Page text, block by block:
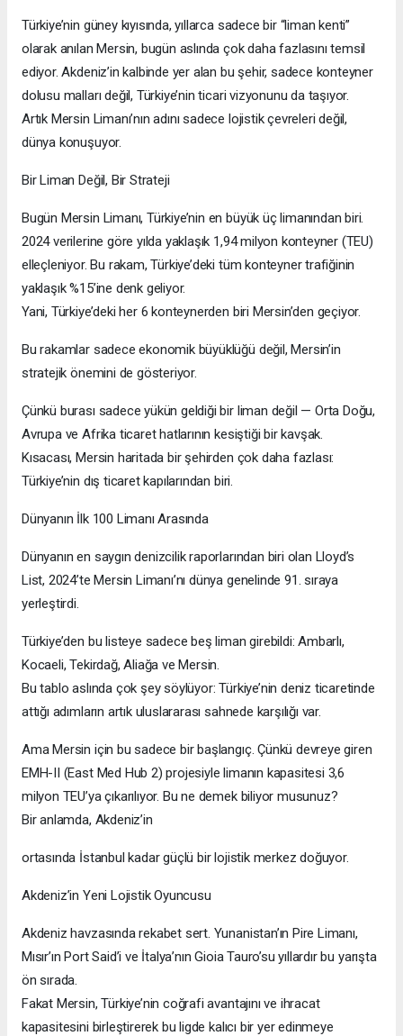
Türkiye’nin güney kıyısında, yıllarca sadece bir “liman kenti”
olarak anılan Mersin, bugün aslında çok daha fazlasını temsil
ediyor. Akdeniz’in kalbinde yer alan bu şehir, sadece konteyner
dolusu malları değil, Türkiye’nin ticari vizyonunu da taşıyor.
Artık Mersin Limanı’nın adını sadece lojistik çevreleri değil,
dünya konuşuyor.
Bir Liman Değil, Bir Strateji
Bugün Mersin Limanı, Türkiye’nin en büyük üç limanından biri.
2024 verilerine göre yılda yaklaşık 1,94 milyon konteyner (TEU)
elleçleniyor. Bu rakam, Türkiye’deki tüm konteyner trafiğinin
yaklaşık %15’ine denk geliyor.
Yani, Türkiye’deki her 6 konteynerden biri Mersin’den geçiyor.
Bu rakamlar sadece ekonomik büyüklüğü değil, Mersin’in
stratejik önemini de gösteriyor.
Çünkü burası sadece yükün geldiği bir liman değil — Orta Doğu,
Avrupa ve Afrika ticaret hatlarının kesiştiği bir kavşak.
Kısacası, Mersin haritada bir şehirden çok daha fazlası:
Türkiye’nin dış ticaret kapılarından biri.
Dünyanın İlk 100 Limanı Arasında
Dünyanın en saygın denizcilik raporlarından biri olan Lloyd’s
List, 2024’te Mersin Limanı’nı dünya genelinde 91. sıraya
yerleştirdi.
Türkiye’den bu listeye sadece beş liman girebildi: Ambarlı,
Kocaeli, Tekirdağ, Aliağa ve Mersin.
Bu tablo aslında çok şey söylüyor: Türkiye’nin deniz ticaretinde
attığı adımların artık uluslararası sahnede karşılığı var.
Ama Mersin için bu sadece bir başlangıç. Çünkü devreye giren
EMH-II (East Med Hub 2) projesiyle limanın kapasitesi 3,6
milyon TEU’ya çıkarılıyor. Bu ne demek biliyor musunuz?
Bir anlamda, Akdeniz’in
ortasında İstanbul kadar güçlü bir lojistik merkez doğuyor.
Akdeniz’in Yeni Lojistik Oyuncusu
Akdeniz havzasında rekabet sert. Yunanistan’ın Pire Limanı,
Mısır’ın Port Said’i ve İtalya’nın Gioia Tauro’su yıllardır bu yarışta
ön sırada.
Fakat Mersin, Türkiye’nin coğrafi avantajını ve ihracat
kapasitesini birleştirerek bu ligde kalıcı bir yer edinmeye